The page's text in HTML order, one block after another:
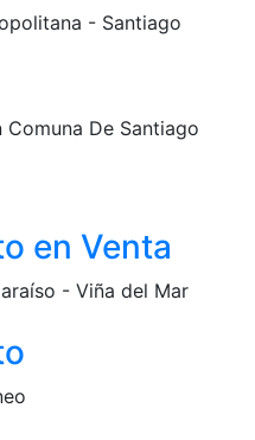
- Santiago
De Santiago
en Venta
- Viña del Mar